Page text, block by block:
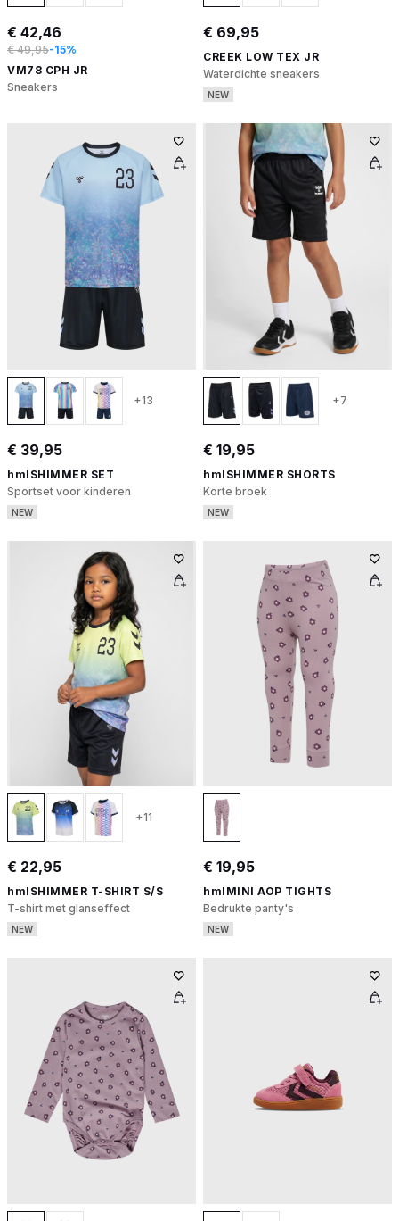
€ 42,46
€ 49,95-15%
VM78 CPH JR
Sneakers
€ 69,95
CREEK LOW TEX JR
Waterdichte sneakers
NEW
+13
€ 39,95
hmlSHIMMER SET
Sportset voor kinderen
NEW
+7
€ 19,95
hmlSHIMMER SHORTS
Korte broek
NEW
+11
€ 22,95
hmlSHIMMER T-SHIRT S/S
T-shirt met glanseffect
NEW
€ 19,95
hmlMINI AOP TIGHTS
Bedrukte panty's
NEW